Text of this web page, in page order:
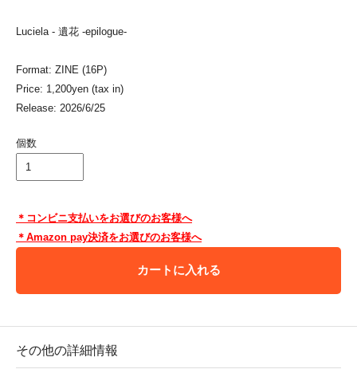
Luciela - 遺花 -epilogue-
Format: ZINE (16P)
Price: 1,200yen (tax in)
Release: 2026/6/25
個数
＊コンビニ支払いをお選びのお客様へ
＊Amazon pay決済をお選びのお客様へ
カートに入れる
その他の詳細情報